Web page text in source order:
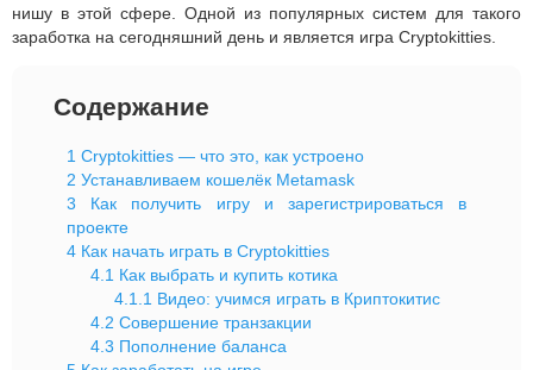
нишу в этой сфере. Одной из популярных систем для такого
заработка на сегодняшний день и является игра Cryptokitties.
Содержание
1 Cryptokitties — что это, как устроено
2 Устанавливаем кошелёк Metamask
3 Как получить игру и зарегистрироваться в
проекте
4 Как начать играть в Cryptokitties
4.1 Как выбрать и купить котика
4.1.1 Видео: учимся играть в Криптокитис
4.2 Совершение транзакции
4.3 Пополнение баланса